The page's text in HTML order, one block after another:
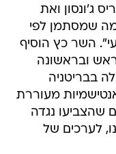
ג'ונסון ואת
שמסתמן לפי
השר כץ הוסיף
ובראשונה
בבריטניה
מעוררת
שהצביעו נגדה
לערכים של